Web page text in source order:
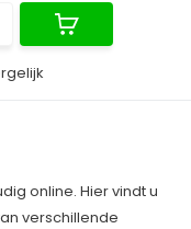
online. Hier vindt u
verschillende